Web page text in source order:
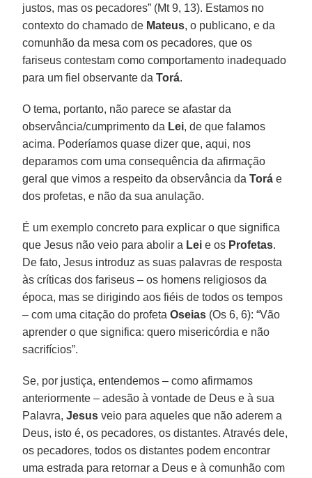
justos, mas os pecadores” (Mt 9, 13). Estamos no
contexto do chamado de Mateus, o publicano, e da
comunhão da mesa com os pecadores, que os
fariseus contestam como comportamento inadequado
para um fiel observante daTorá.
O tema, portanto, não parece se afastar da
observância/cumprimento da Lei, de que falamos
acima. Poderíamos quase dizer que, aqui, nos
deparamos com uma consequência da afirmação
geral que vimos a respeito da observância daTorá e
dos profetas, e não da sua anulação.
É um exemplo concreto para explicar o que significa
que Jesus não veio para abolir a Lei e os Profetas.
De fato, Jesus introduz as suas palavras de resposta
às críticas dos fariseus – os homens religiosos da
época, mas se dirigindo aos fiéis de todos os tempos
– com uma citação do profetaOseias (Os 6, 6): “Vão
aprender o que significa: quero misericórdia e não
sacrifícios”.
Se, por justiça, entendemos – como afirmamos
anteriormente – adesão à vontade de Deus e à sua
Palavra,Jesus veio para aqueles que não aderem a
Deus, isto é, os pecadores, os distantes. Através dele,
os pecadores, todos os distantes podem encontrar
uma estrada para retornar a Deus e à comunhão com